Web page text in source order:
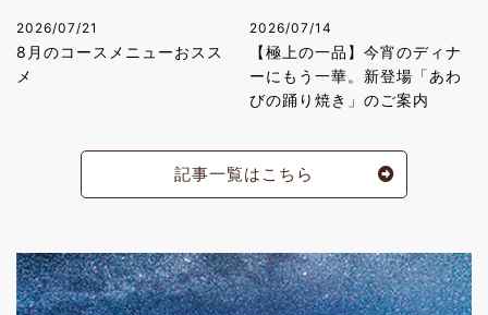
2026/07/21
8月のコースメニューおスス
メ
2026/07/14
【極上の一品】今宵のディナ
ーにもう一華。新登場「あわ
びの踊り焼き」のご案内
記事一覧はこちら